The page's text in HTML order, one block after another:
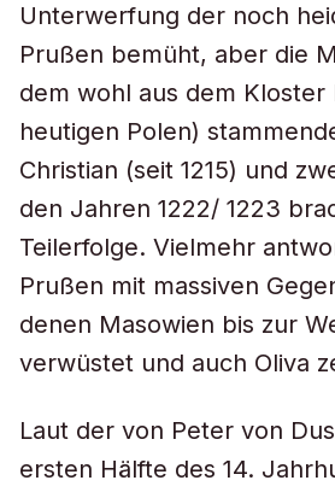
Unterwerfung der noch
Prußen bemüht, aber die
dem wohl aus dem Kloster
heutigen Polen)
Christian (seit 1215) und
den Jahren 1222/ 1223
Teilerfolge. Vielmehr
Prußen mit massiven
denen Masowien bis zur
verwüstet und auch Oliva
Laut der von Peter von
ersten Hälfte des 14.